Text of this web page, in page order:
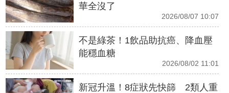
華全沒了
2026/08/07 10:07
不是綠茶！1飲品助抗癌、降血壓
能穩血糖
2026/08/02 11:01
新冠升溫！8症狀先快篩 2類人重